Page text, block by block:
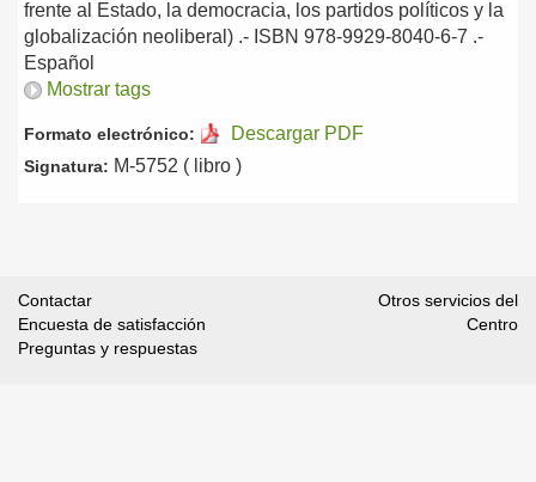
frente al Estado, la democracia, los partidos políticos y la
globalización neoliberal) .- ISBN 978-9929-8040-6-7 .-
Español
Mostrar tags
Formato electrónico: Descargar PDF
Signatura: M-5752 ( libro )
Contactar
Encuesta de satisfacción
Preguntas y respuestas
Otros servicios del
Centro